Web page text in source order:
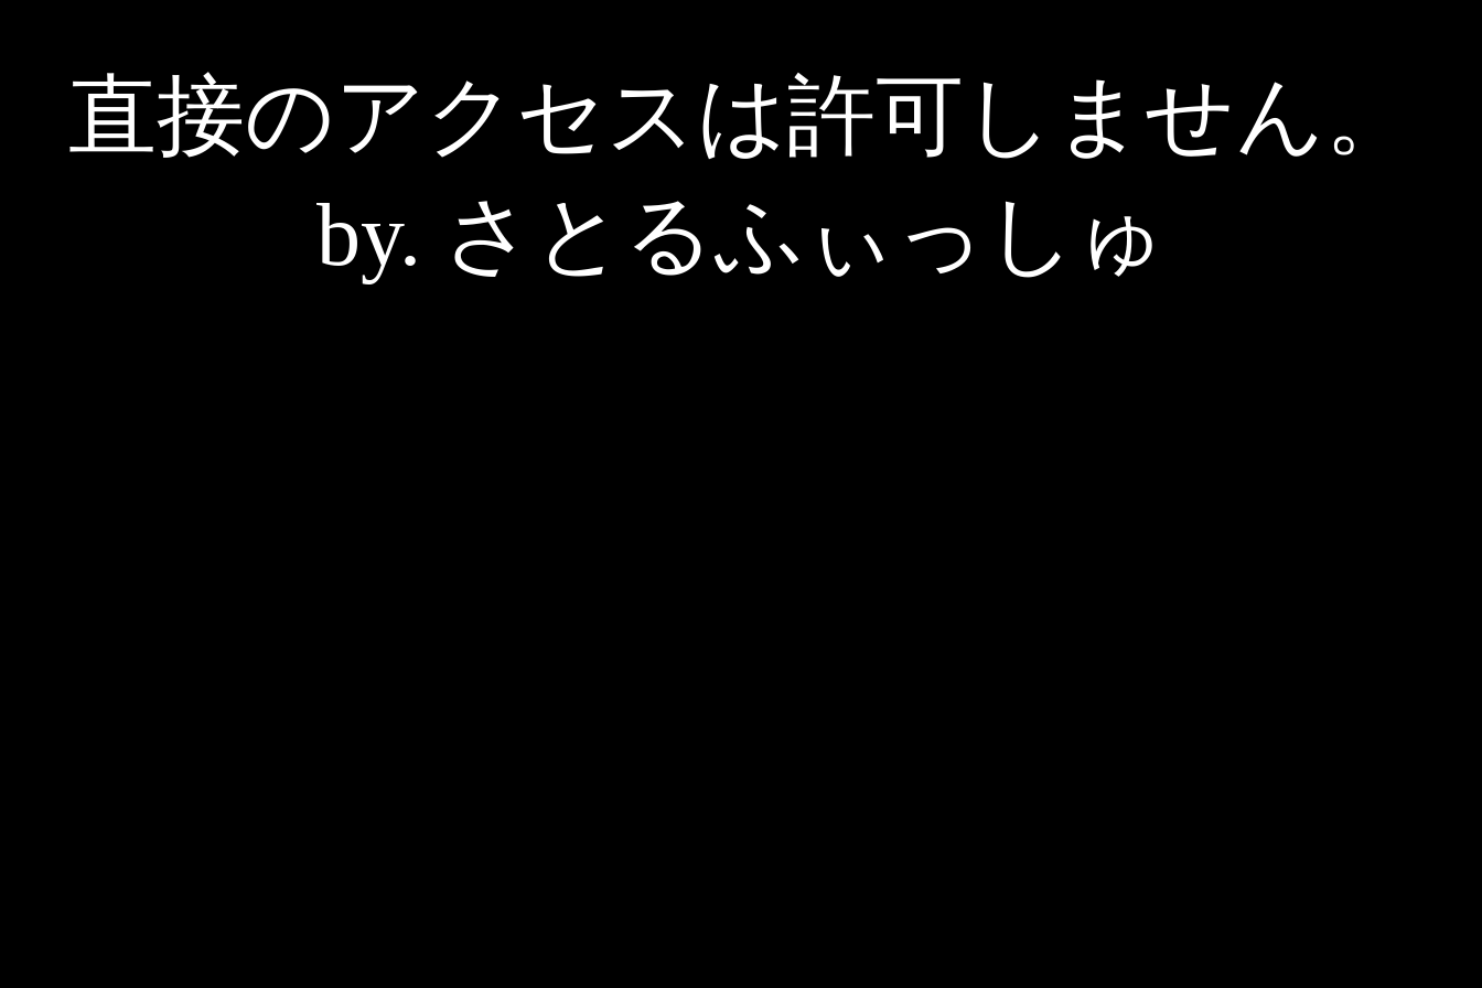
直接のアクセスは許可しません。
by. さとるふぃっしゅ